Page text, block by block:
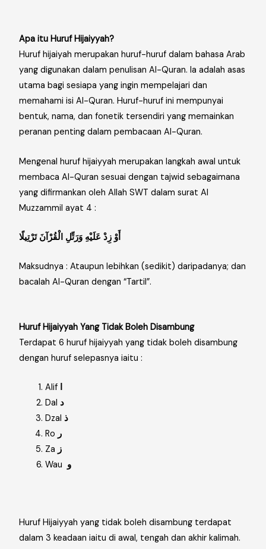
Apa itu Huruf Hijaiyyah?
Huruf hijaiyah merupakan huruf-huruf dalam bahasa Arab
yang digunakan dalam penulisan Al-Quran. Ia adalah asas
utama bagi sesiapa yang ingin mempelajari dan
memahami isi Al-Quran. Huruf-huruf ini mempunyai
bentuk, nama, dan fonetik tersendiri yang memainkan
peranan penting dalam pembacaan Al-Quran.
Mengenal huruf hijaiyyah merupakan langkah awal untuk
membaca Al-Quran sesuai dengan tajwid sebagaimana
yang difirmankan oleh Allah SWT dalam surat Al
Muzzammil ayat 4 :
أَوْ زِدْ عَلَيْهِ وَرَتِّلِ الْقُرْآنَ تَرْتِيلًا
Maksudnya :Ataupun lebihkan (sedikit) daripadanya; dan
bacalah Al-Quran dengan “Tartil”.
Huruf Hijaiyyah Yang Tidak Boleh Disambung
Terdapat 6 huruf hijaiyyah yang tidak boleh disambung
dengan huruf selepasnya iaitu :
Alif
Dal د
Dzal
Ro
Za
Wau و
Huruf Hijaiyyah yang tidak boleh disambung terdapat
dalam 3 keadaan iaitu di awal, tengah dan akhir kalimah.